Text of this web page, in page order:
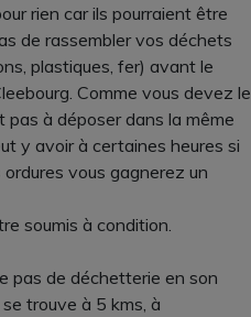
rien car ils pourraient être
de rassembler vos déchets
plastiques, fer) avant le
Comme vous devez le
à déposer dans la même
y avoir à certaines heures si
vous gagnerez un
soumis à condition.
pas de déchetterie en son
trouve à 5 kms, à